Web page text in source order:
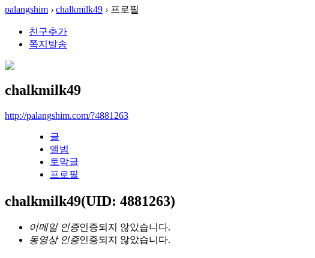
palangshim › chalkmilk49 › 프로필
친구추가
쪽지발송
chalkmilk49
http://palangshim.com/?4881263
글
앨범
토막글
프로필
chalkmilk49(UID: 4881263)
이메일 인증인증되지 않았습니다.
동영상 인증인증되지 않았습니다.